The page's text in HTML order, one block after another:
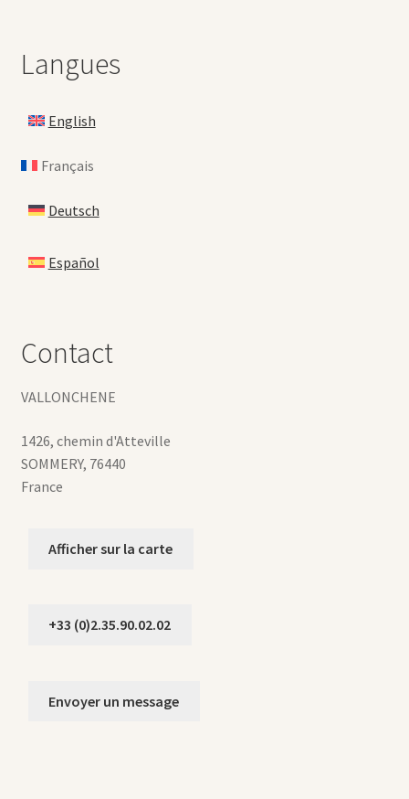
Langues
English
Français
Deutsch
Español
Contact
VALLONCHENE
1426, chemin d'Atteville
SOMMERY, 76440
France
Afficher sur la carte
+33 (0)2.35.90.02.02
Envoyer un message